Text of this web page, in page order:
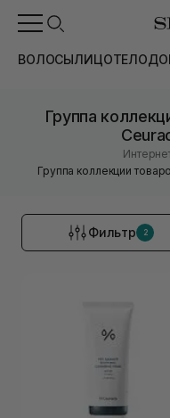
ВОЛОСЫЛИЦОТЕЛО
Группа
Группа коллекции
Фильтр 2